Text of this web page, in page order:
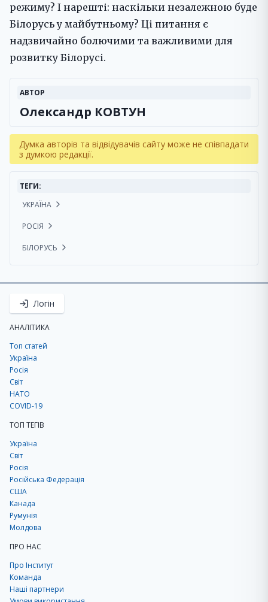
режиму? І нарешті: наскільки незалежною буде
Білорусь у майбутньому? Ці питання є
надзвичайно болючими та важливими для
розвитку Білорусі.
АВТОР
Олександр КОВТУН
Думка авторів та відвідувачів сайту може не співпадати
з думкою редакції.
ТЕГИ:
УКРАЇНА
РОСІЯ
БІЛОРУСЬ
Логін
АНАЛІТИКА
Топ статей
Україна
Росія
Світ
НАТО
COVID-19
ТОП ТЕГІВ
Україна
Світ
Росія
Російська Федерація
США
Канада
Румунія
Молдова
ПРО НАС
Про Інститут
Команда
Наші партнери